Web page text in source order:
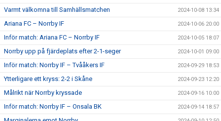
Varmt välkomna till Samhällsmatchen 2024-10-08 13:34
Ariana FC – Norrby IF 2024-10-06 20:00
Inför match: Ariana FC – Norrby IF 2024-10-05 18:07
Norrby upp på fjärdeplats efter 2-1-seger 2024-10-01 09:00
Inför match: Norrby IF – Tvååkers IF 2024-09-29 18:53
Ytterligare ett kryss: 2-2 i Skåne 2024-09-23 12:20
Målrikt när Norrby kryssade 2024-09-16 10:00
Inför match: Norrby IF – Onsala BK 2024-09-14 18:57